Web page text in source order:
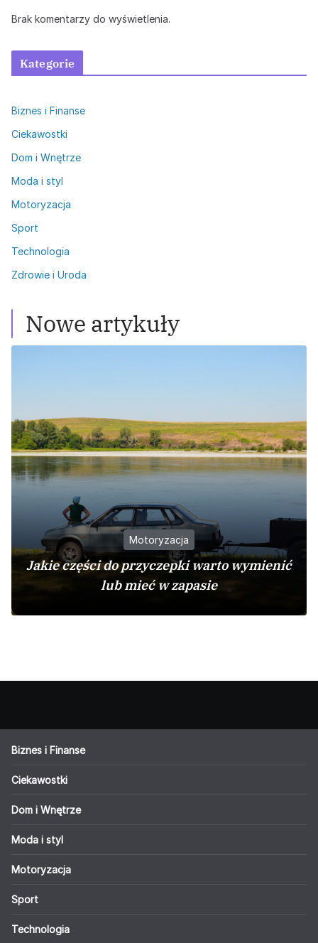
Brak komentarzy do wyświetlenia.
Kategorie
Biznes i Finanse
Ciekawostki
Dom i Wnętrze
Moda i styl
Motoryzacja
Sport
Technologia
Zdrowie i Uroda
Nowe artykuły
Motoryzacja
Jakie części do przyczepki warto wymienić
lub mieć w zapasie
Biznes i Finanse
Ciekawostki
Dom i Wnętrze
Moda i styl
Motoryzacja
Sport
Technologia